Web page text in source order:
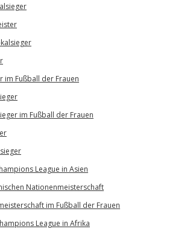
im Fußball der Frauen
im Fußball der Frauen
League in Asien
Nationenmeisterschaft
im Fußball der Frauen
League in Afrika